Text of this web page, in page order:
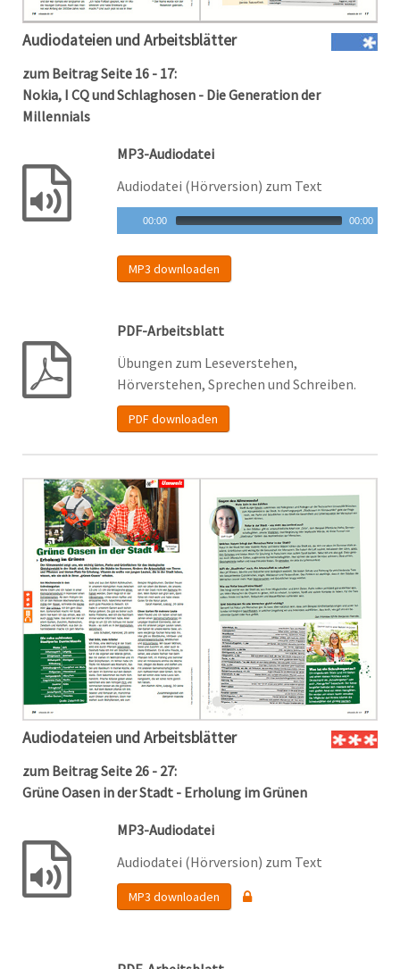
Audiodateien und Arbeitsblätter
zum Beitrag Seite 16 - 17:
Nokia, I CQ und Schlaghosen - Die Generation der
Millennials
MP3-Audiodatei
Audiodatei (Hörversion) zum Text
00:00 00:00
MP3 downloaden
PDF-Arbeitsblatt
Übungen zum Leseverstehen,
Hörverstehen, Sprechen und Schreiben.
PDF downloaden
Audiodateien und Arbeitsblätter
zum Beitrag Seite 26 - 27:
Grüne Oasen in der Stadt - Erholung im Grünen
MP3-Audiodatei
Audiodatei (Hörversion) zum Text
MP3 downloaden